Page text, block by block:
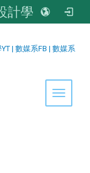
計學系
| 數媒系FB | 數媒系
Toggle